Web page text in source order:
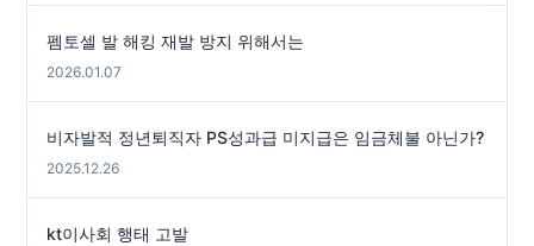
펨토셀 발 해킹 재발 방지 위해서는
2026.01.07
비자발적 정년퇴직자 PS성과급 미지급은 임금체불 아닌가?
2025.12.26
kt이사회 행태 고발